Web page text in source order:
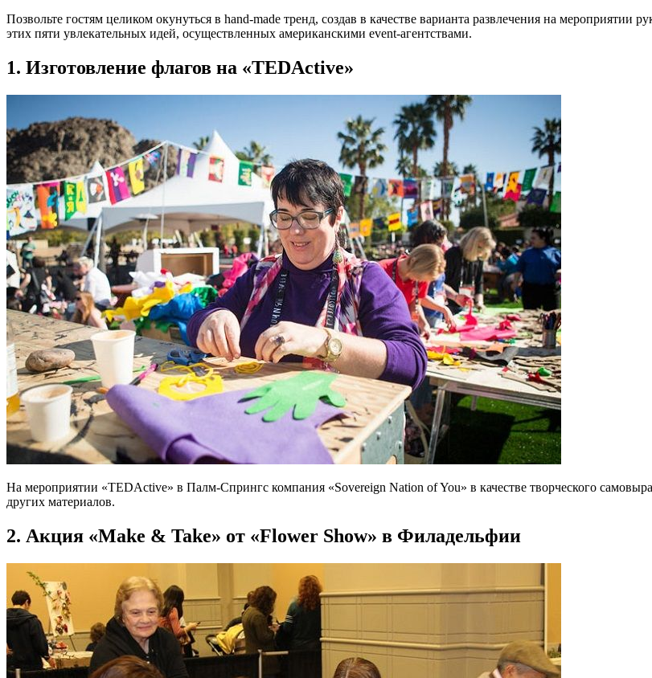
Позвольте гостям целиком окунуться в hand-made тренд, создав в качестве варианта развлечения на
этих пяти увлекательных идей, осуществленных американскими event-агентствами.
1. Изготовление флагов на «TEDActive»
На мероприятии «TEDActive» в Палм-Спрингс компания «Sovereign Nation of You» в качестве творческого
других материалов.
2. Акция «Make & Take» от «Flower Show» в Филадельфии